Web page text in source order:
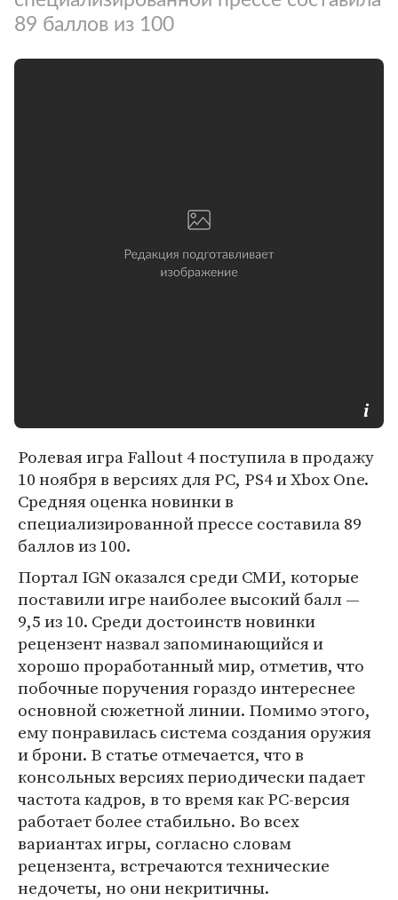
89 баллов из 100
Ролевая игра Fallout 4 поступила в продажу
10 ноября в версиях для PC, PS4 и Xbox One.
Средняя оценка новинки в
специализированной прессе составила 89
баллов из 100.
Портал IGN оказался среди СМИ, которые
поставили игре наиболее высокий балл —
9,5 из 10. Среди достоинств новинки
рецензент назвал запоминающийся и
хорошо проработанный мир, отметив, что
побочные поручения гораздо интереснее
основной сюжетной линии. Помимо этого,
ему понравилась система создания оружия
и брони. В статье отмечается, что в
консольных версиях периодически падает
частота кадров, в то время как PC-версия
работает более стабильно. Во всех
вариантах игры, согласно словам
рецензента, встречаются технические
недочеты, но они некритичны.